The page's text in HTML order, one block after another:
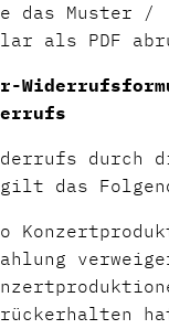
das Muster /
als PDF
durch
das